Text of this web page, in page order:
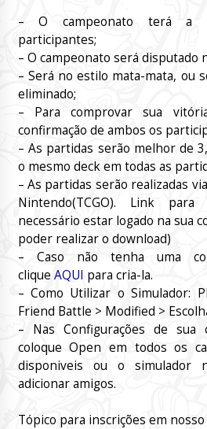
– O campeonato terá a
participantes;
– O campeonato será disputado
– Será no estilo mata-mata, ou
eliminado;
– Para comprovar sua
confirmação de ambos os
– As partidas serão melhor de
o mesmo deck em todas as
– As partidas serão realizadas
Nintendo(TCGO). Link
necessário estar logado na sua
poder realizar o download)
– Caso não tenha uma
clique AQUI para cria-la.
– Como Utilizar o Simulador:
Friend Battle > Modified >
– Nas Configurações de
coloque Open em todos os
disponiveis ou o simulador
adicionar amigos.
Tópico para inscrições em